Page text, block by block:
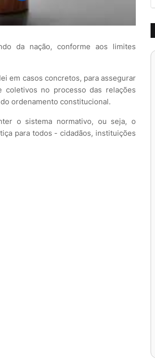
da nação, conforme aos limites
em casos concretos, para assegurar
no processo das relações
ordenamento constitucional.
o sistema normativo, ou seja, o
para todos - cidadãos, instituições